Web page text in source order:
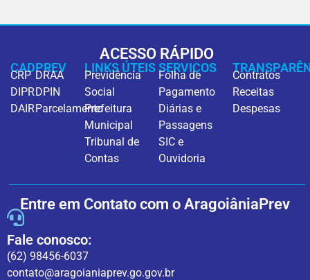
ACESSO RÁPIDO
CADPREV
CRP
DIPR
DAIR
DRAA
DPIN
Parcelamento
LINKS ÚTEIS
Previdência
Social
Prefeitura
Municipal
Tribunal de
Contas
SERVIÇOS
Folha de
Pagamento
Diárias e
Passagens
SIC e
Ouvidoria
Contratos
Receitas
Despesas
Entre em Contato com o AragoiâniaPrev
Fale conosco:
(62) 98456-6037
contato@aragoianiaprev.go.gov.br